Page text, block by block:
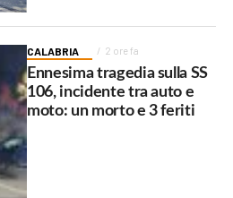
CALABRIA 2 ore fa
Ennesima tragedia sulla SS
106, incidente tra auto e
moto: un morto e 3 feriti